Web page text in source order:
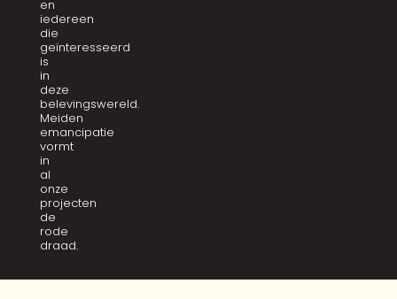
en
iedereen
die
geïnteresseerd
is
in
deze
belevingswereld.
Meiden
emancipatie
vormt
in
al
onze
projecten
de
rode
draad.